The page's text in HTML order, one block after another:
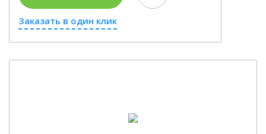
Заказать в один клик